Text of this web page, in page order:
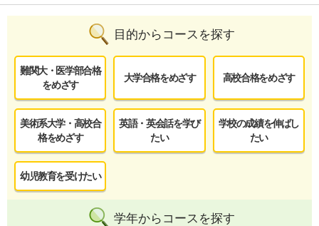
目的からコースを探す
難関大・医学部合格
をめざす
大学合格をめざす 高校合格をめざす
美術系大学・高校合
格をめざす
英語・英会話を学び
たい
学校の成績を伸ばし
たい
幼児教育を受けたい
学年からコースを探す